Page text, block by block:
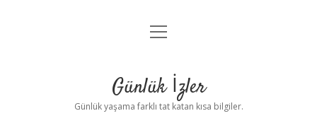
Anasayfa
Yasal Uyarı
menüyü
Günlük İzler
Günlük yaşama farklı tat katan kısa bilgiler.